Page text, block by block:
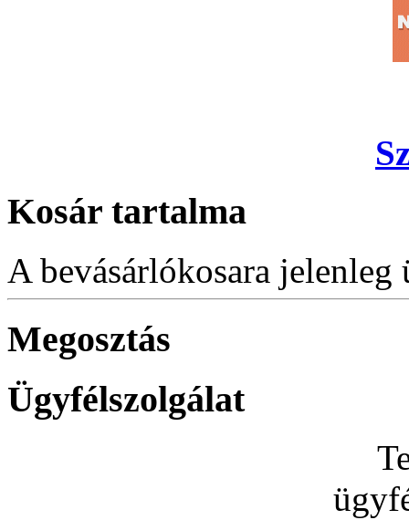
Kosár tartalma
A bevásárlókosara jelenleg
Megosztás
Ügyfélszolgálat